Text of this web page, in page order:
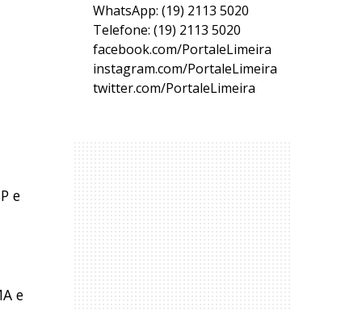
e
e
WhatsApp: (19) 2113 5020
Telefone: (19) 2113 5020
facebook.com/PortaleLimeira
instagram.com/PortaleLimeira
twitter.com/PortaleLimeira